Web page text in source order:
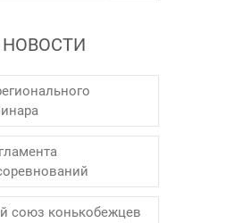
союз конькобежцев